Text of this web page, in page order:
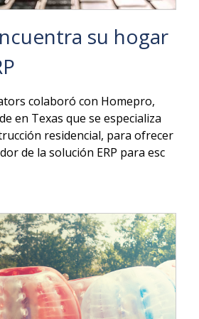
su hogar
colaboró con Homepro,
en Texas que se especializa
residencial, para ofrecer
de la solución ERP para esc